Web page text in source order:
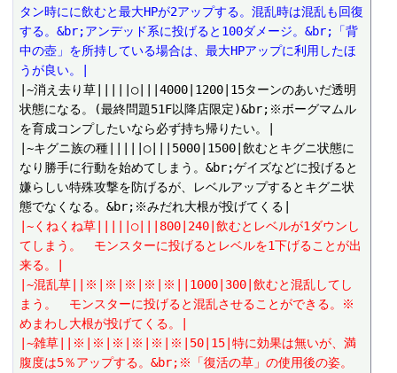
タン時にに飲むと最大HPが2アップする。混乱時は混乱も回復
する。&br;アンデッド系に投げると100ダメージ。&br;「背
中の壺」を所持している場合は、最大HPアップに利用したほ
うが良い。|
|~消え去り草|||||○|||4000|1200|15ターンのあいだ透明
状態になる。(最終問題51F以降店限定)&br;※ボーグマムル
を育成コンプしたいなら必ず持ち帰りたい。|
|~キグニ族の種|||||○|||5000|1500|飲むとキグニ状態に
なり勝手に行動を始めてしまう。&br;ゲイズなどに投げると
嫌らしい特殊攻撃を防げるが、レベルアップするとキグニ状
|~くねくね草|||||○|||800|240|飲むとレベルが1ダウンし
てしまう。　モンスターに投げるとレベルを1下げることが出
来る。|
|~混乱草||※|※|※|※|※||1000|300|飲むと混乱してし
まう。　モンスターに投げると混乱させることができる。※
めまわし大根が投げてくる。|
|~雑草||※|※|※|※|※|※|50|15|特に効果は無いが、満
腹度は5％アップする。&br;※「復活の草」の使用後の姿。